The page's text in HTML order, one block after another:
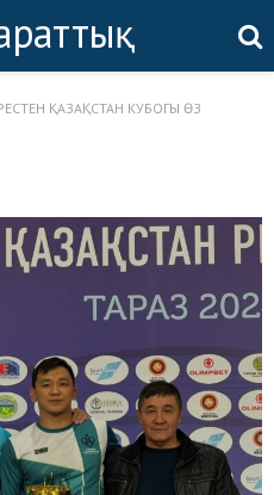
ҚАЗАҚСТАН КУБОГЫ ӨЗ